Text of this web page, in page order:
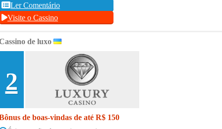
Ler Comentário
Visite o Cassino
de luxo
2
de boas-vindas de até R$ 150